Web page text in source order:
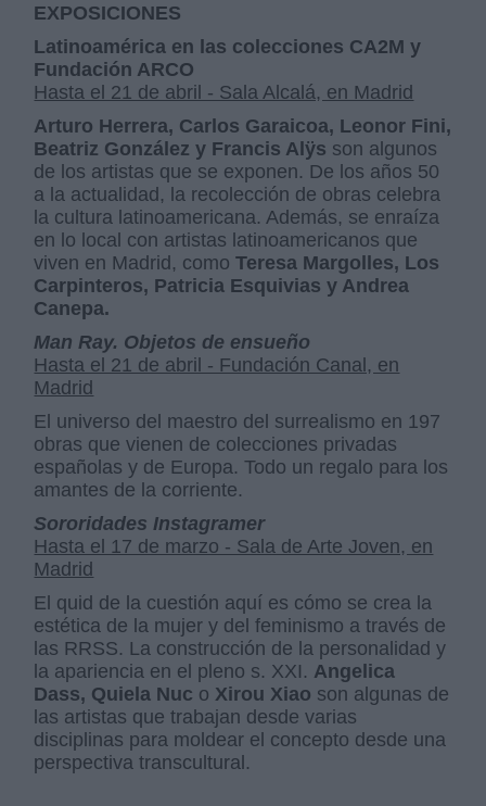
EXPOSICIONES
Latinoamérica en las colecciones CA2M y
Fundación ARCO
Hasta el 21 de abril - Sala Alcalá, en Madrid
Arturo Herrera, Carlos Garaicoa, Leonor Fini,
Beatriz González y Francis Alÿs son algunos
de los artistas que se exponen. De los años 50
a la actualidad, la recolección de obras celebra
la cultura latinoamericana. Además, se enraíza
en lo local con artistas latinoamericanos que
viven en Madrid, comoTeresa Margolles, Los
Carpinteros, Patricia Esquivias y Andrea
Canepa.
Man Ray. Objetos de ensueño
Hasta el 21 de abril - Fundación Canal, en
Madrid
El universo del maestro del surrealismo en 197
obras que vienen de colecciones privadas
españolas y de Europa. Todo un regalo para los
amantes de la corriente.
Sororidades Instagramer
Hasta el 17 de marzo - Sala de Arte Joven, en
Madrid
El quid de la cuestión aquí es cómo se crea la
estética de la mujer y del feminismo a través de
las RRSS. La construcción de la personalidad y
la apariencia en el pleno s. XXI. Angelica
Dass, Quiela Nuc o Xirou Xiao son algunas de
las artistas que trabajan desde varias
disciplinas para moldear el concepto desde una
perspectiva transcultural.